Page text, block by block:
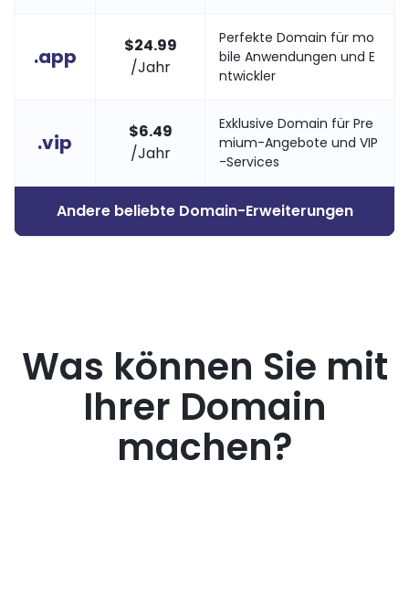
.app $24.99
/Jahr
Perfekte Domain für mo
bile Anwendungen und E
ntwickler
.vip $6.49
/Jahr
Exklusive Domain für Pre
mium-Angebote und VIP
-Services
Andere beliebte Domain-Erweiterungen
Was können Sie mit
Ihrer Domain
machen?